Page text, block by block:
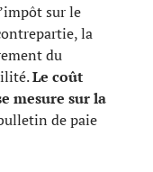
sur le
la
du
Le coût
mesure sur la
de paie